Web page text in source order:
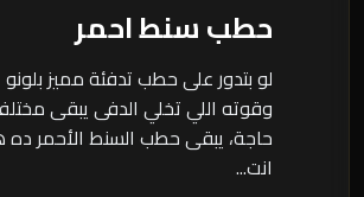
حطب سنط احمر
لو بتدور على حطب تدفئة مميز بلونو
وقوته اللي تخلي الدفى يبقى
حاجة، يبقى حطب السنط الأحمر ده
انت...